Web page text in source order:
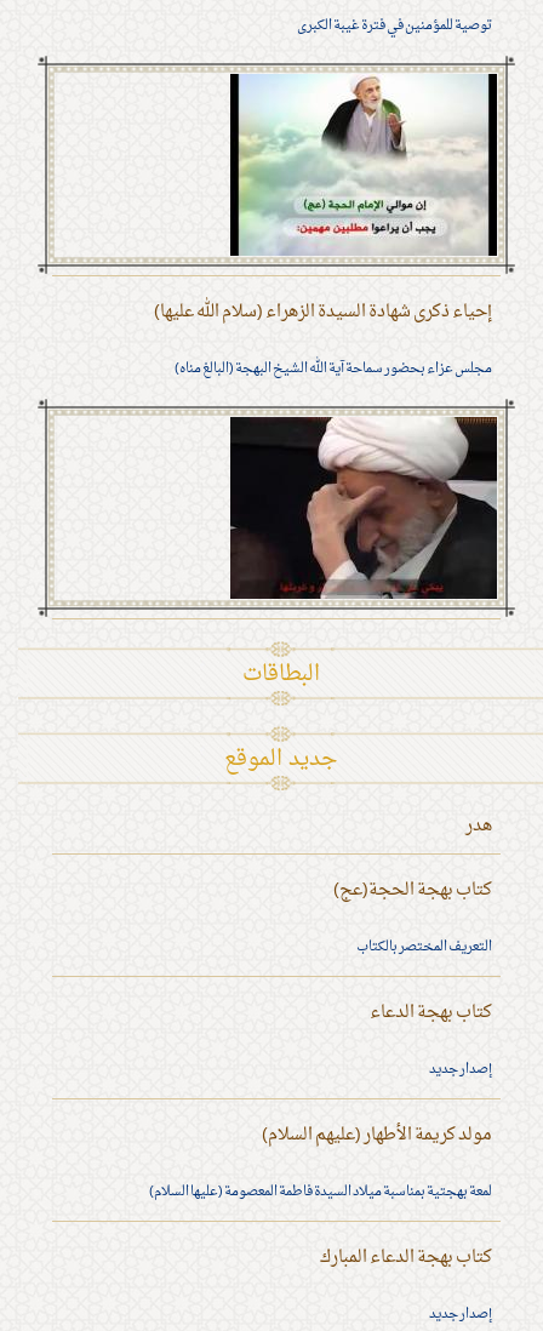
توصية للمؤمنين في فترة غيبة الكبرى
إحياء ذكرى شهادة السيدة الزهراء (سلام الله عليها)
مجلس عزاء بحضور سماحة آية الله الشيخ البهجة (البالغ مناه)
البطاقات
جديد الموقع
هدر
كتاب بهجة الحجة(عج)
التعريف المختصر بالكتاب
كتاب بهجة الدعاء
إصدار جديد
مولد كريمة الأطهار (عليهم السلام)
لمعة بهجتية بمناسبة ميلاد السيدة فاطمة المعصومة (عليها السلام)
كتاب بهجة الدعاء المبارك
إصدار جديد